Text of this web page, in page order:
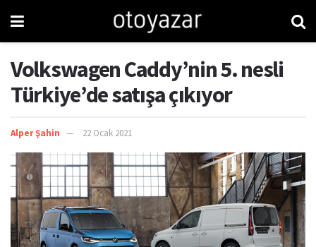
Volkswagen Caddy’nin 5. nesli
Türkiye’de satışa çıkıyor
Alper Şahin 22 Ocak 2021